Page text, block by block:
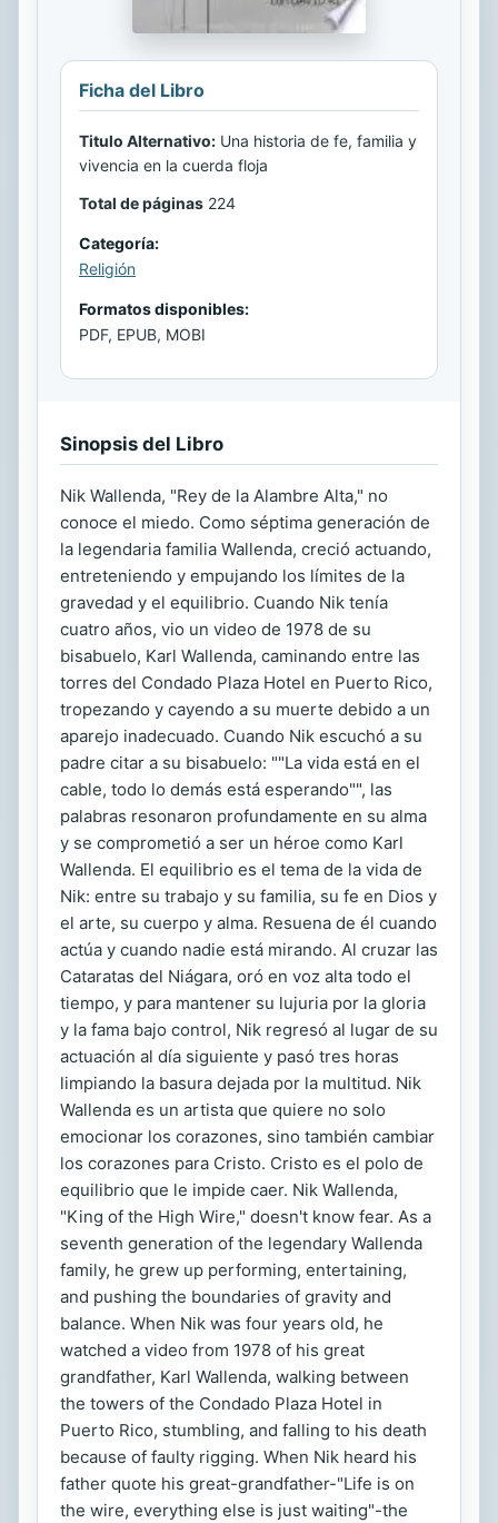
Ficha del Libro
Titulo Alternativo: Una historia de fe, familia y
vivencia en la cuerda floja
Total de páginas 224
Categoría:
Religión
Formatos disponibles:
PDF, EPUB, MOBI
Sinopsis del Libro
Nik Wallenda, "Rey de la Alambre Alta," no
conoce el miedo. Como séptima generación de
la legendaria familia Wallenda, creció actuando,
entreteniendo y empujando los límites de la
gravedad y el equilibrio. Cuando Nik tenía
cuatro años, vio un video de 1978 de su
bisabuelo, Karl Wallenda, caminando entre las
torres del Condado Plaza Hotel en Puerto Rico,
tropezando y cayendo a su muerte debido a un
aparejo inadecuado. Cuando Nik escuchó a su
padre citar a su bisabuelo: ""La vida está en el
cable, todo lo demás está esperando"", las
palabras resonaron profundamente en su alma
y se comprometió a ser un héroe como Karl
Wallenda. El equilibrio es el tema de la vida de
Nik: entre su trabajo y su familia, su fe en Dios y
el arte, su cuerpo y alma. Resuena de él cuando
actúa y cuando nadie está mirando. Al cruzar las
Cataratas del Niágara, oró en voz alta todo el
tiempo, y para mantener su lujuria por la gloria
y la fama bajo control, Nik regresó al lugar de su
actuación al día siguiente y pasó tres horas
limpiando la basura dejada por la multitud. Nik
Wallenda es un artista que quiere no solo
emocionar los corazones, sino también cambiar
los corazones para Cristo. Cristo es el polo de
equilibrio que le impide caer. Nik Wallenda,
"King of the High Wire," doesn't know fear. As a
seventh generation of the legendary Wallenda
family, he grew up performing, entertaining,
and pushing the boundaries of gravity and
balance. When Nik was four years old, he
watched a video from 1978 of his great
grandfather, Karl Wallenda, walking between
the towers of the Condado Plaza Hotel in
Puerto Rico, stumbling, and falling to his death
because of faulty rigging. When Nik heard his
father quote his great-grandfather-"Life is on
the wire, everything else is just waiting"-the